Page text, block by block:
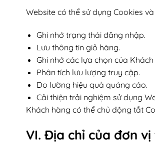
Website có thể sử dụng Cookies
Ghi nhớ trạng thái đăng nhập.
Lưu thông tin giỏ hàng.
Ghi nhớ các lựa chọn của
Phân tích lưu lượng truy cập.
Đo lường hiệu quả quảng cáo.
Cải thiện trải nghiệm sử dụng
Khách hàng có thể chủ động tắt
VI. Địa chỉ của đơn